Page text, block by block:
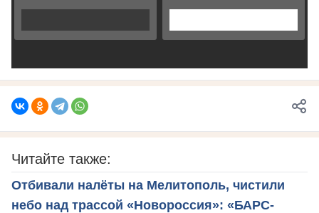
Читайте также:
Отбивали налёты на Мелитополь, чистили
небо над трассой «Новороссия»: «БАРС-